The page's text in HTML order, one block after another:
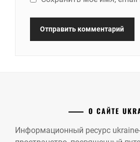
О САЙТЕ
Информационный ресурс